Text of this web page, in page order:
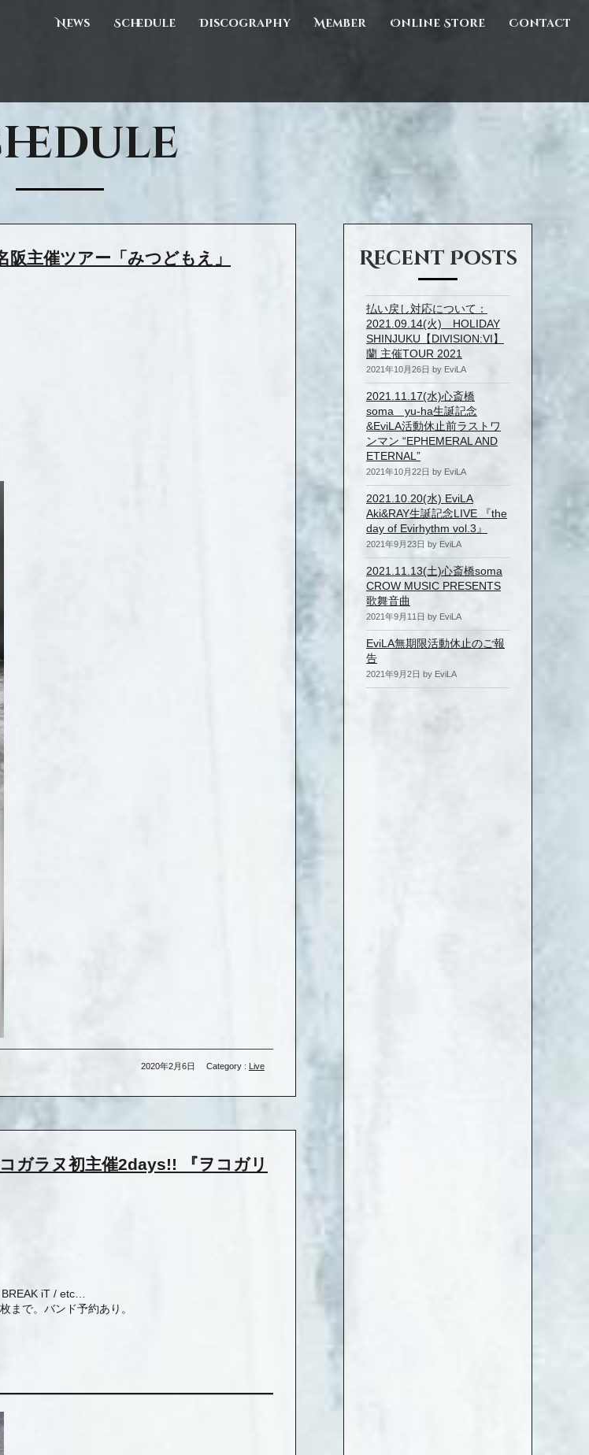
News Schedule Discography Member Online Store Contact
主催ツアー「みつどもえ」
2020年2月6日 Category : Live
ガラヌ初主催2days!! 『ヲコガリ
BREAK iT / etc…
まで。バンド予約あり。
Recent Posts
払い戻し対応について：
2021.09.14(火) HOLIDAY
SHINJUKU【DIVISION:VI】
蘭 主催TOUR 2021
2021年10月26日 by EviLA
2021.11.17(水)心斎橋
soma yu-ha生誕記念
&EviLA活動休止前ラストワ
ンマン “EPHEMERAL AND
ETERNAL”
2021年10月22日 by EviLA
2021.10.20(水) EviLA
Aki&RAY生誕記念LIVE 『the
day of Evirhythm vol.3』
2021年9月23日 by EviLA
2021.11.13(土)心斎橋soma
CROW MUSIC PRESENTS
歌舞音曲
2021年9月11日 by EviLA
EviLA無期限活動休止のご報
告
2021年9月2日 by EviLA